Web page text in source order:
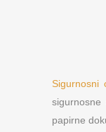
Sigurnosni
sigurnosne
papirne